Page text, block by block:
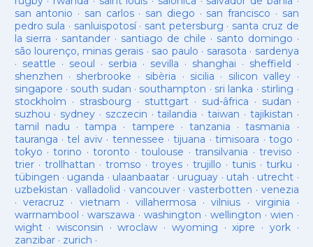
san antonio · san carlos· san diego · san francisco · san
pedro sula · sanluispotosí· sant petersburg · santa cruz de
la sierra · santander · santiago de chile · santo domingo ·
são lourenço, minas gerais · sao paulo · sarasota · sardenya
· seattle · seoul · serbia · sevilla · shanghai · sheffield ·
shenzhen · sherbrooke · sibèria · sicilia · silicon valley ·
singapore · south sudan · southampton · sri lanka · stirling ·
stockholm · strasbourg · stuttgart· sud-âfrica · sudan ·
suzhou · sydney · szczecin ·tailandia ·taiwan · tajikistan ·
tamil nadu ·tampa · tampere · tanzania ·tasmania ·
tauranga ·tel aviv· tennessee ·tijuana ·timisoara ·togo ·
tokyo ·torino ·toronto ·toulouse ·transilvania ·treviso ·
trier· trollhattan · tromso · troyes·trujillo ·tunis ·turku ·
tübingen · uganda · ulaanbaatar · uruguay · utah · utrecht ·
uzbekistan · valladolid · vancouver· vasterbotten · venezia
· veracruz · vietnam · villahermosa ·vilnius ·virginia ·
warrnambool ·warszawa ·washington · wellington · wien ·
wight· wisconsin ·wroclaw · wyoming ·xipre · york·
zanzibar· zurich ·